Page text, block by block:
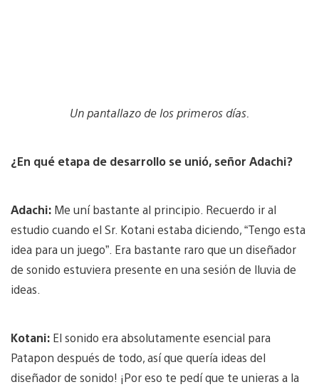
Un pantallazo de los primeros días.
¿En qué etapa de desarrollo se unió, señor Adachi?
Adachi: Me uní bastante al principio. Recuerdo ir al
estudio cuando el Sr. Kotani estaba diciendo, “Tengo esta
idea para un juego”. Era bastante raro que un diseñador
de sonido estuviera presente en una sesión de lluvia de
ideas.
Kotani: El sonido era absolutamente esencial para
Patapon después de todo, así que quería ideas del
diseñador de sonido! ¡Por eso te pedí que te unieras a la